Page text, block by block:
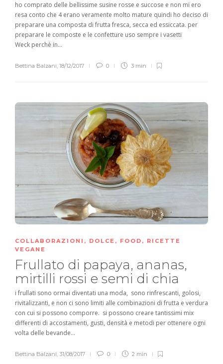
ho comprato delle bellissime susine rosse e succose e non mi ero
resa conto che 4 erano veramente molto mature quindi ho deciso di
preparare una composta di frutta fresca, secca ed essiccata. per
preparare le composte e le confetture uso sempre i vasetti
Weck perchè in...
Bettina Balzani, 18/12/2017 0 3 min
COLLABORAZIONI , DOLCE , FOOD , RICETTE
VEGANE
Frullato di papaya, ananas,
mirtilli rossi e semi di chia
i frullati sono ormai diventati una moda, sono rinfrescanti, golosi,
rivitalizzanti, e non ci sono limiti alle combinazioni di frutta e verdura
con cui si possono comporre. si possono creare tantissimi mix
differenti di accostamenti, gusti, densità e metodi per ottenere ogni
volta delle bevande...
Bettina Balzani, 31/08/2017 0 2 min